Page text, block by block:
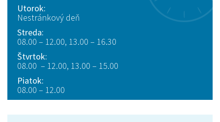
Utorok:
Nestránkový deň
Streda:
08.00 – 12.00, 13.00 – 16.30
Štvrtok:
08.00 – 12.00, 13.00 – 15.00
Piatok:
08.00 – 12.00